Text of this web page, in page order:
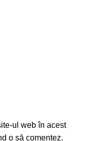
ul web în acest
o să comentez.